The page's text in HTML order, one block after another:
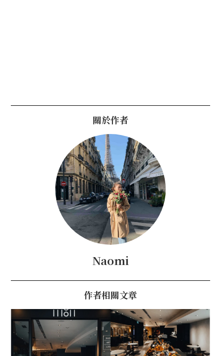
關於作者
Naomi
作者相關文章